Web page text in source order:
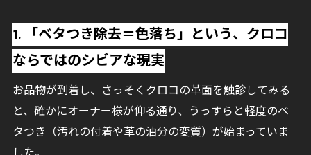
1. 「ベタつき除去＝色落ち」という、クロコ
ならではのシビアな現実
お品物が到着し、さっそくクロコの革面を触診してみる
と、確かにオーナー様が仰る通り、うっすらと軽度のベ
タつき（汚れの付着や革の油分の変質）が始まっていま